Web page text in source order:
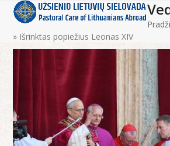
Skip
content
Open
mobile
menu
Close
mobile
menu
» Išrinktas popiežius Leonas XIV